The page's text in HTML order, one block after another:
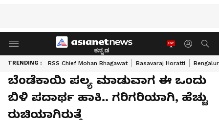
ಕನ್ನಡ
TRENDING : RSS Chief Mohan Bhagawat Basavaraj Horatti
ಬೆಂಡೆಕಾಯಿ ಪಲ್ಯ ಮಾಡುವಾಗ ಈ ಒಂದು
ಬಿಳಿ ಪದಾರ್ಥ ಹಾಕಿ.. ಗರಿಗರಿಯಾಗಿ, ಹೆಚ್ಚು
ರುಚಿಯಾಗಿರುತ್ತೆ